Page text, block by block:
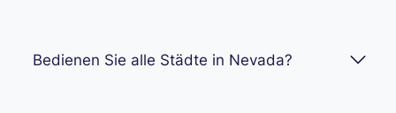
Bedienen Sie alle Städte in Nevada?